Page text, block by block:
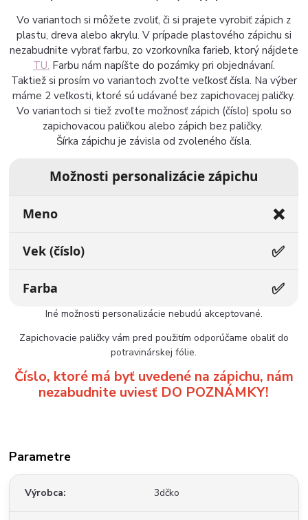
Vo variantoch si môžete zvoliť, či si prajete vyrobiť zápich z
plastu, dreva alebo akrylu. V prípade plastového zápichu si
nezabudnite vybrať farbu, zo vzorkovníka farieb, ktorý nájdete
TU. Farbu nám napíšte do pozámky pri objednávaní.
Taktiež si prosím vo variantoch zvoľte veľkosť čísla. Na výber
máme 2 veľkosti, ktoré sú udávané bez zapichovacej paličky.
Vo variantoch si tiež zvoľte možnosť zápich (číslo) spolu so
zapichovacou paličkou alebo zápich bez paličky.
Šírka zápichu je závisla od zvoleného čísla.
Možnosti personalizácie zápichu
Meno ❌
Vek (číslo) ✅
Farba ✅
Iné možnosti personalizácie nebudú akceptované.
Zapichovacie paličky vám pred použitím odporúčame obaliť do
potravinárskej fólie.
Číslo, ktoré má byť uvedené na zápichu, nám
nezabudnite uviesť DO POZNÁMKY!
Parametre
Výrobca 3dčko